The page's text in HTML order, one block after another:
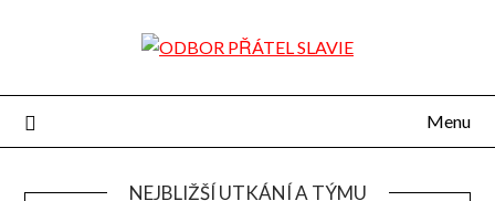
Menu
NEJBLIŽŠÍ UTKÁNÍ A TÝMU